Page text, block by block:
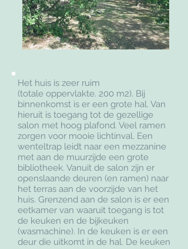
Het huis is zeer ruim
(totale oppervlakte. 200 m2). Bij
binnenkomst is er een grote hal. Van
hieruit is toegang tot de gezellige
salon met hoog plafond. Veel ramen
zorgen voor mooie lichtinval. Een
wenteltrap leidt naar een mezzanine
met aan de muurzijde een grote
bibliotheek. Vanuit de salon zijn er
openslaande deuren (en ramen) naar
het terras aan de voorzijde van het
huis. Grenzend aan de salon is er een
eetkamer van waaruit toegang is tot
de keuken en de bijkeuken
(wasmachine). In de keuken is er een
deur die uitkomt in de hal. De keuken